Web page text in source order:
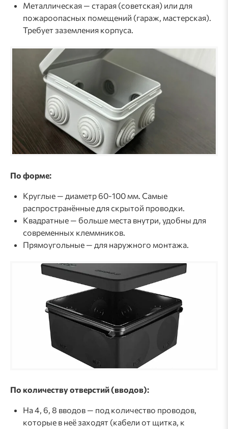
Металлическая — старая (советская) или для
пожароопасных помещений (гараж, мастерская).
Требует заземления корпуса.
По форме:
Круглые — диаметр 60-100 мм. Самые
распространённые для скрытой проводки.
Квадратные — больше места внутри, удобны для
современных клеммников.
Прямоугольные — для наружного монтажа.
По количеству отверстий (вводов):
На 4, 6, 8 вводов — под количество проводов,
которые в неё заходят (кабели от щитка, к